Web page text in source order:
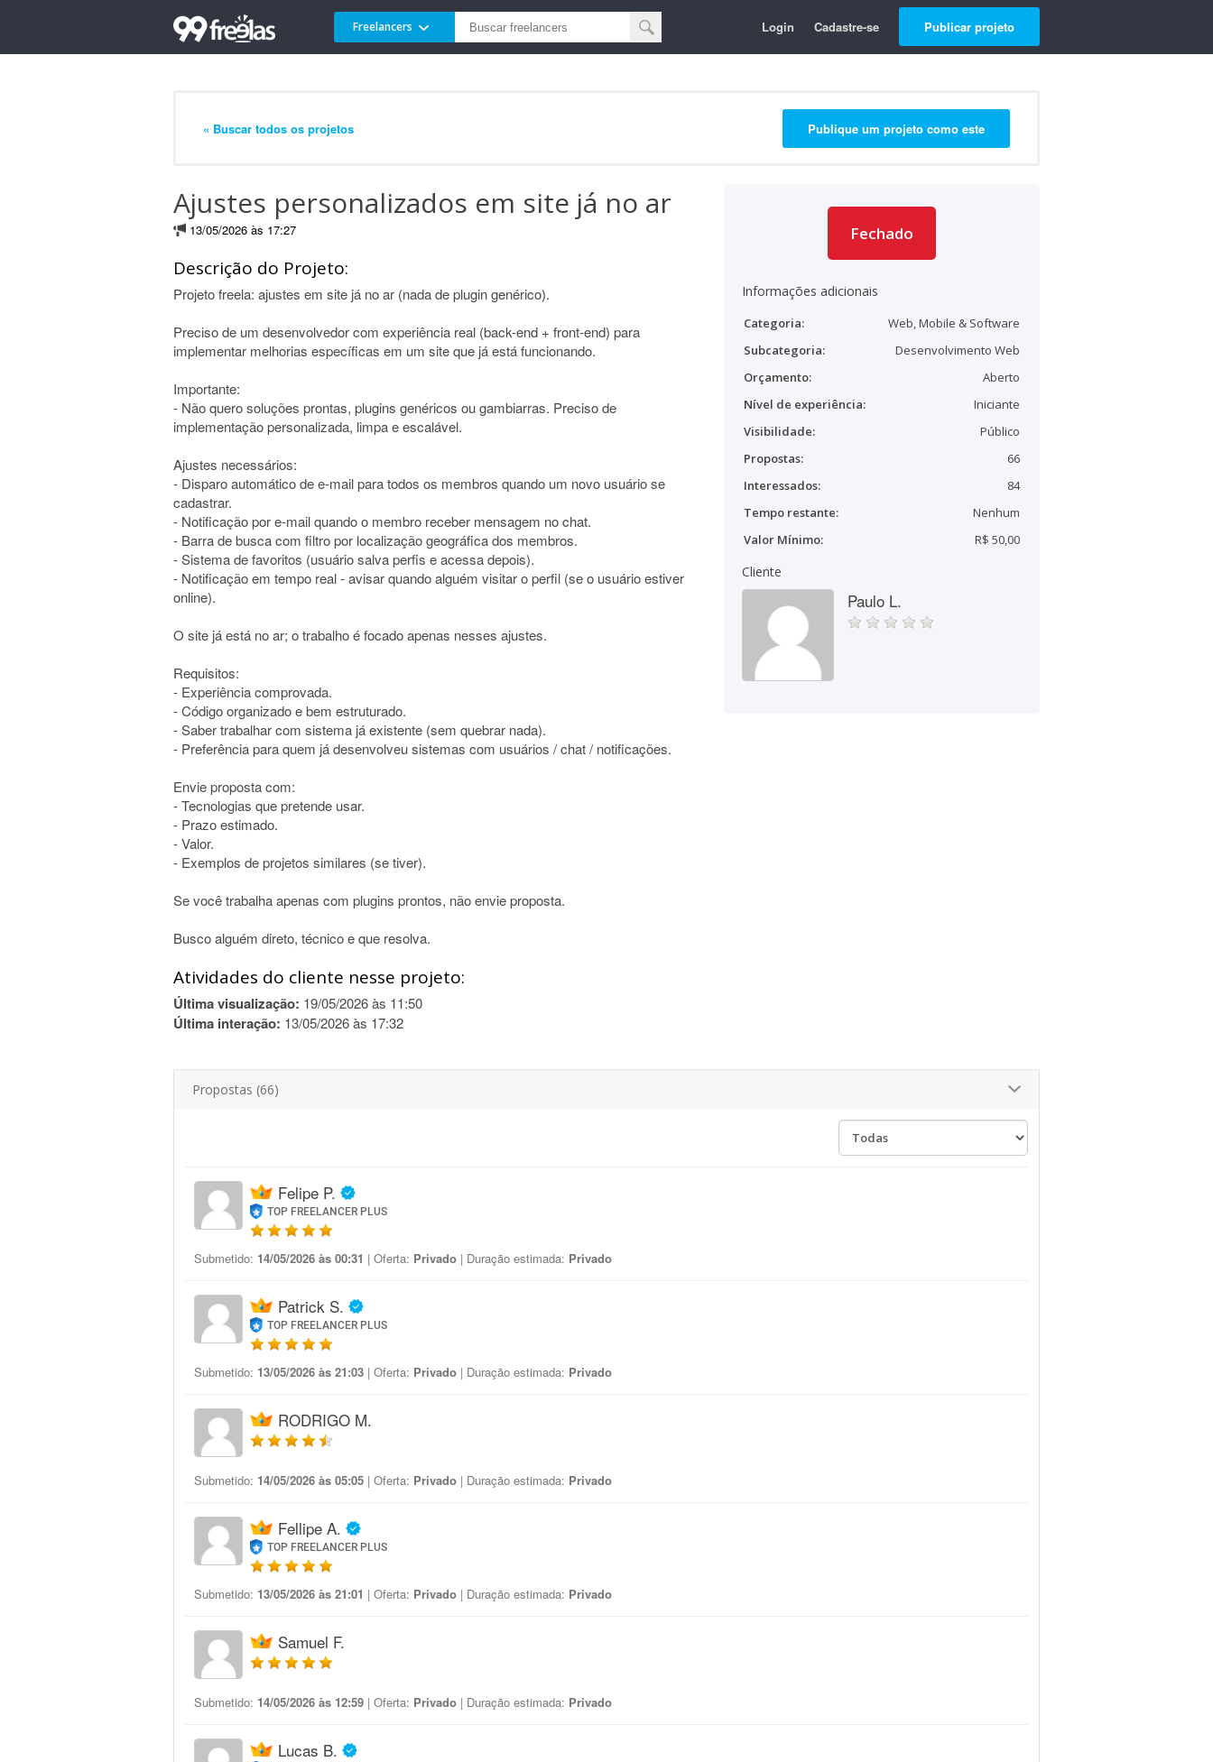
Freelancers Login Cadastre-se Publicar projeto
« Buscar todos os projetos Publique um projeto como este
Ajustes personalizados em site já no ar
13/05/2026 às 17:27
Descrição do Projeto:
Projeto freela: ajustes em site já no ar (nada de plugin genérico).
Preciso de um desenvolvedor com experiência real (back-end + front-end) para
implementar melhorias específicas em um site que já está funcionando.
Importante:
- Não quero soluções prontas, plugins genéricos ou gambiarras. Preciso de
implementação personalizada, limpa e escalável.
Ajustes necessários:
- Disparo automático de e-mail para todos os membros quando um novo usuário se
cadastrar.
- Notificação por e-mail quando o membro receber mensagem no chat.
- Barra de busca com filtro por localização geográfica dos membros.
- Sistema de favoritos (usuário salva perfis e acessa depois).
- Notificação em tempo real - avisar quando alguém visitar o perfil (se o usuário estiver
online).
O site já está no ar; o trabalho é focado apenas nesses ajustes.
Requisitos:
- Experiência comprovada.
- Código organizado e bem estruturado.
- Saber trabalhar com sistema já existente (sem quebrar nada).
- Preferência para quem já desenvolveu sistemas com usuários / chat / notificações.
Envie proposta com:
- Tecnologias que pretende usar.
- Prazo estimado.
- Valor.
- Exemplos de projetos similares (se tiver).
Se você trabalha apenas com plugins prontos, não envie proposta.
Busco alguém direto, técnico e que resolva.
Atividades do cliente nesse projeto:
Última visualização: 19/05/2026 às 11:50
Última interação: 13/05/2026 às 17:32
Fechado
Informações adicionais
Categoria:
Web, Mobile & Software
Subcategoria:
Desenvolvimento Web
Orçamento:
Aberto
Nível de experiência:
Iniciante
Visibilidade:
Público
Propostas:
66
Interessados:
84
Tempo restante:
Nenhum
Valor Mínimo:
R$ 50,00
Cliente
Paulo L.
Propostas (66)
Felipe P.
TOP FREELANCER PLUS
Submetido: 14/05/2026 às 00:31 | Oferta: Privado | Duração estimada: Privado
Patrick S.
TOP FREELANCER PLUS
Submetido: 13/05/2026 às 21:03 | Oferta: Privado | Duração estimada: Privado
RODRIGO M.
Submetido: 14/05/2026 às 05:05 | Oferta: Privado | Duração estimada: Privado
Fellipe A.
TOP FREELANCER PLUS
Submetido: 13/05/2026 às 21:01 | Oferta: Privado | Duração estimada: Privado
Samuel F.
Submetido: 14/05/2026 às 12:59 | Oferta: Privado | Duração estimada: Privado
Lucas B.